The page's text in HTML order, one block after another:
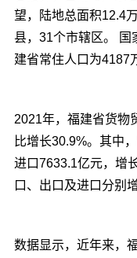
望，陆地总面积12.4
县，31个市辖区。 国
建省常住人口为4187
2021年，福建省货物
比增长30.9%。其中
进口7633.1亿元，增
口、出口及进口分别
数据显示，近年来，